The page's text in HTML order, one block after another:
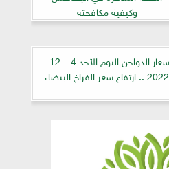
وكيفية مكافحته
أسعار الدواجن اليوم الأحد 4 – 12 –
2022 .. ارتفاع سعر الفراخ البيضاء